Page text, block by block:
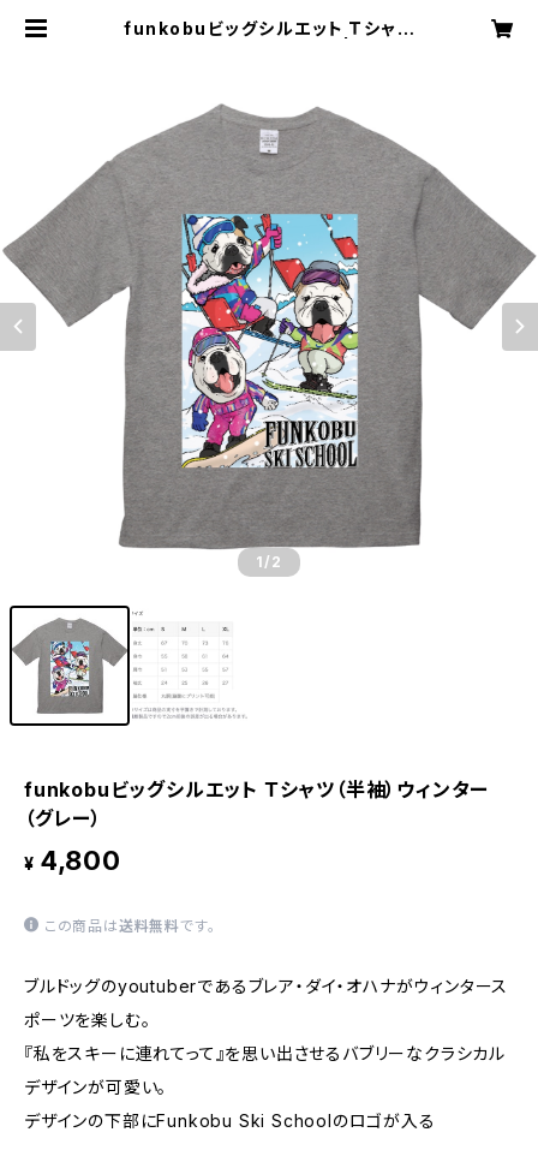
funkobuビッグシルエット Ｔシャツ
1 /2
funkobuビッグシルエット Ｔシャツ（半袖）ウィンター
（グレー）
¥ 4,800
この商品は送料無料です。
ブルドッグのyoutuberであるブレア・ダイ・オハナがウィンタース
ポーツを楽しむ。
『私をスキーに連れてって』を思い出させるバブリーなクラシカル
デザインが可愛い。
デザインの下部にFunkobu Ski Schoolのロゴが入る